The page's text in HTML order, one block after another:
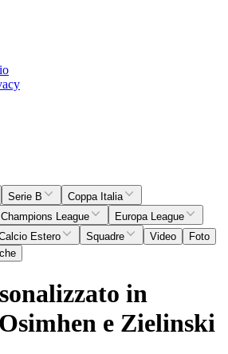
Serie B
Coppa Italia
Champions League
Europa League
Estero Squadre Video
Foto
in
e Zielinski